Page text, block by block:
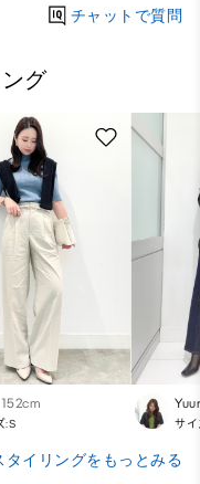
チャットで質問
グ
152cm
:S サ
タイリングをもっとみる